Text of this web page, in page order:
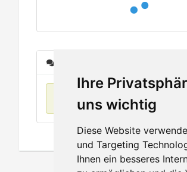
Ihre
uns wichtig
Diese Website
und Targeting
Ihnen ein besseres
No items found